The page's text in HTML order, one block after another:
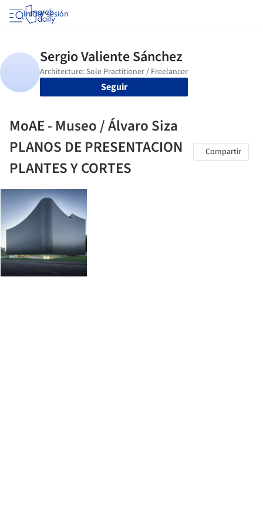
Iniciar sesión
Seguir
MoAE - Museo / Álvaro Siza
PLANOS DE PRESENTACION
PLANTES Y CORTES
Compartir